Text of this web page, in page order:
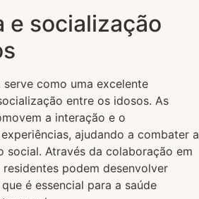
e socialização
como uma excelente
entre os idosos. As
a interação e o
ajudando a combater a
social. Através da colaboração em
podem desenvolver
é essencial para a saúde